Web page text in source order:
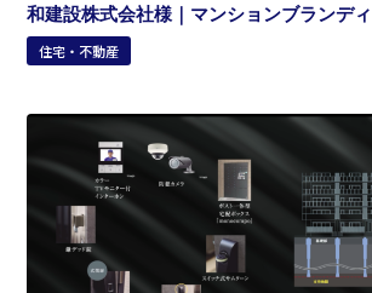
和建設株式会社様｜マンションブランデ
住宅・不動産